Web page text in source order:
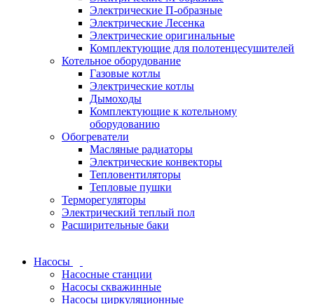
Электрические П-образные
Электрические Лесенка
Электрические оригинальные
Комплектующие для полотенцесушителей
Котельное оборудование
Газовые котлы
Электрические котлы
Дымоходы
Комплектующие к котельному
оборудованию
Обогреватели
Масляные радиаторы
Электрические конвекторы
Тепловентиляторы
Тепловые пушки
Терморегуляторы
Электрический теплый пол
Расширительные баки
Насосы
Насосные станции
Насосы скважинные
Насосы циркуляционные